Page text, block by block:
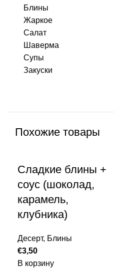
Блины
Жаркое
Салат
Шаверма
Супы
Закуски
Похожие товары
Сладкие блины +
соус (шоколад,
карамель,
клубника)
Десерт, Блины
€3,50
В корзину